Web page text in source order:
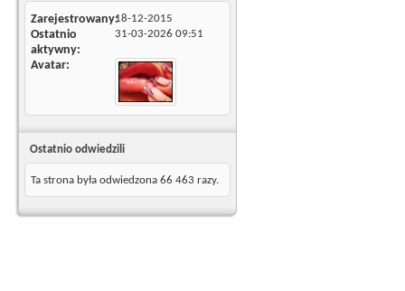
Zarejestrowany18-12-2015
Ostatnio
aktywny
31-03-2026 09:51
Avatar
Ostatnio odwiedzili
Ta strona była odwiedzona 66 463 razy.